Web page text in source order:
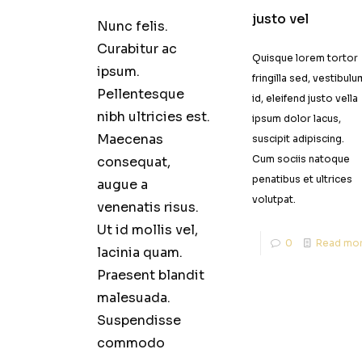
Nunc felis.
Curabitur ac
ipsum.
Pellentesque
nibh ultricies est.
Maecenas
consequat,
augue a
venenatis risus.
Ut id mollis vel,
lacinia quam.
Praesent blandit
malesuada.
Suspendisse
commodo
justo vel
Quisque lorem tortor
fringilla sed,
id, eleifend justo vella
ipsum dolor lacus,
suscipit adipiscing.
Cum sociis natoque
penatibus et ultrices
volutpat.
0 Read